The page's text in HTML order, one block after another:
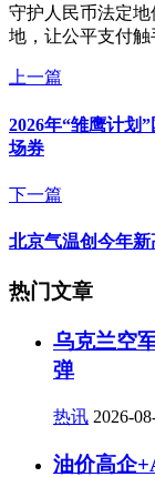
守护人民币法定
地，让公平支付触
上一篇
2026年“雏鹰计划
场券
下一篇
北京气温创今年
热门文章
乌克兰空
弹
热讯 2026-
油价高企